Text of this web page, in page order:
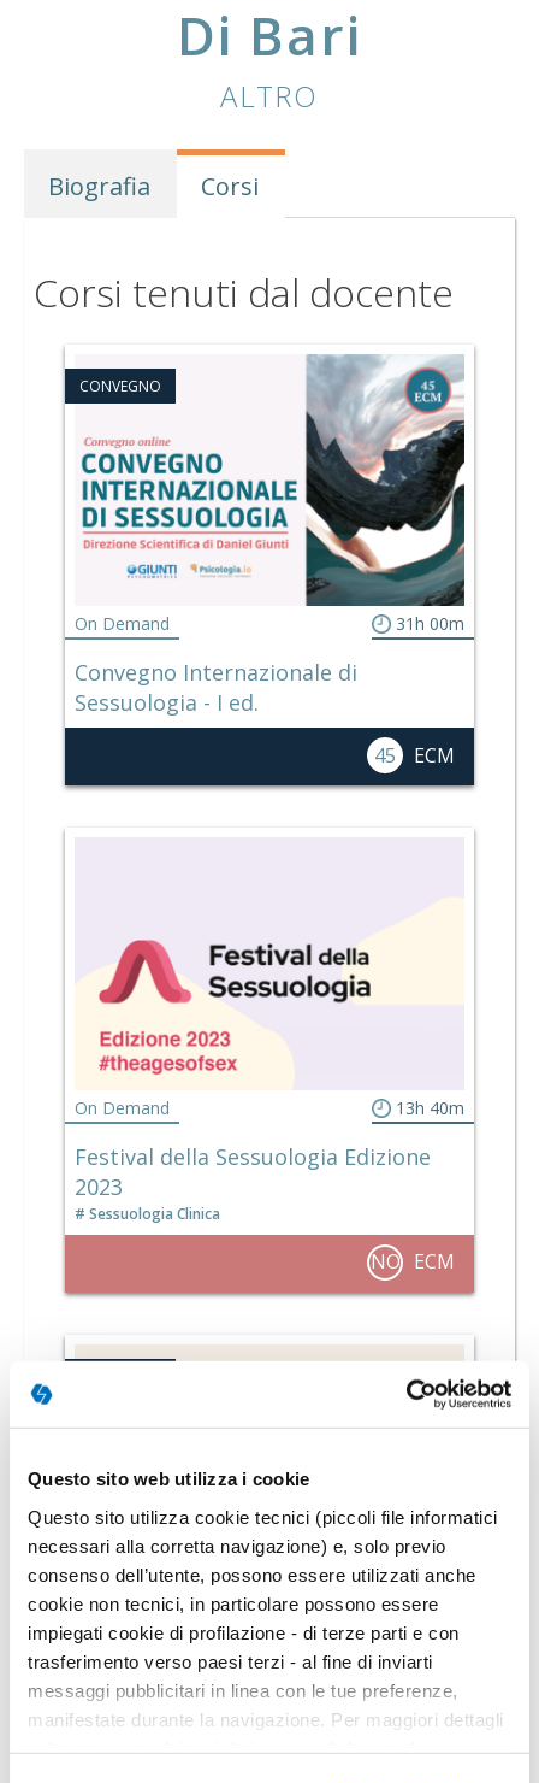
Questo sito web utilizza i cookie
Questo sito utilizza cookie tecnici (piccoli file informatici
necessari alla corretta navigazione) e, solo previo
consenso dell’utente, possono essere utilizzati anche
cookie non tecnici, in particolare possono essere
impiegati cookie di profilazione - di terze parti e con
trasferimento verso paesi terzi - al fine di inviarti
messaggi pubblicitari in linea con le tue preferenze,
manifestate durante la navigazione. Per maggiori dettagli
Di Bari
ALTRO
Biografia Corsi
Corsi tenuti dal docente
CONVEGNO
On Demand 31h 00m
Convegno Internazionale di
Sessuologia - I ed.
45 ECM
On Demand 13h 40m
Festival della Sessuologia Edizione
2023
Sessuologia Clinica
NO ECM
On Demand 20h 30m
ICONSEX 2023. Convegno
internazionale di sessuologia - II ed. |
Lavorare con la sessualità.
Sessuologia Clinica